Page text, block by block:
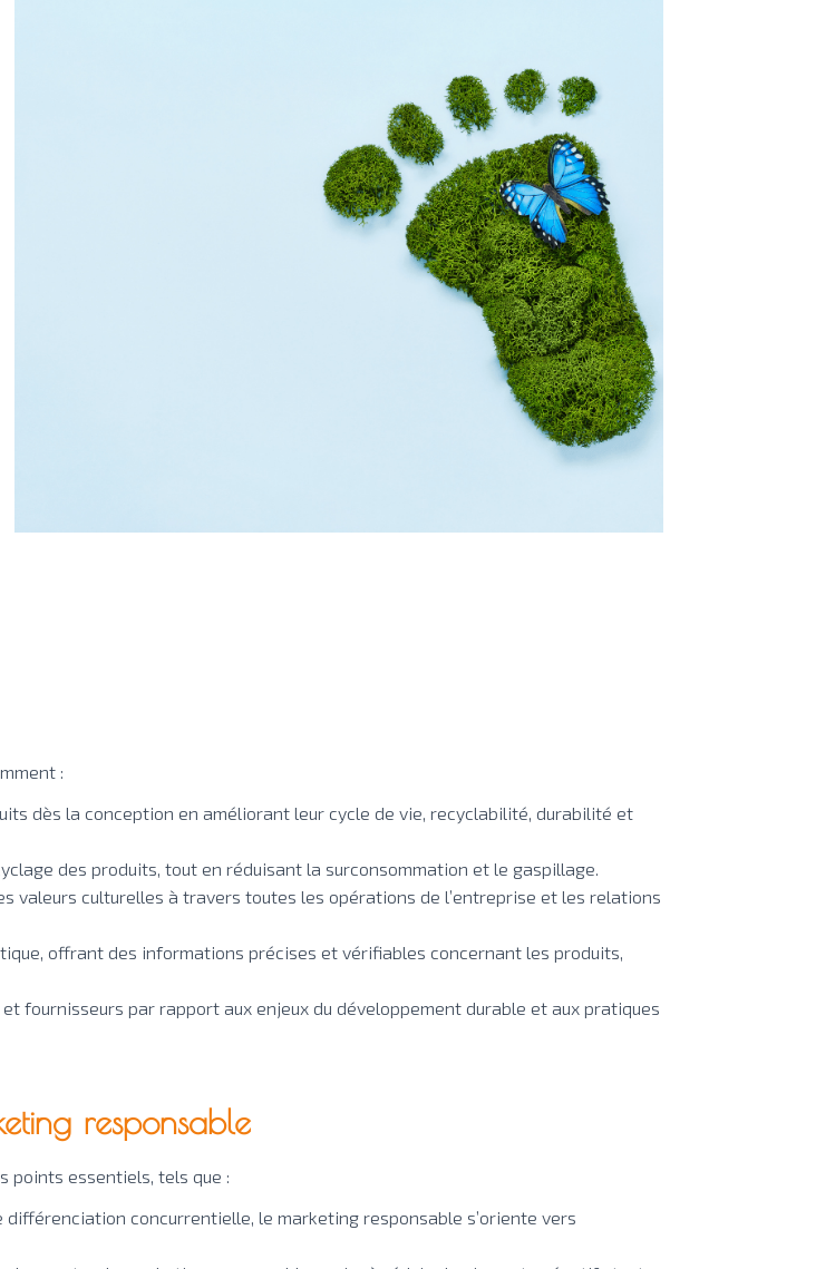
:
dès la conception en améliorant leur cycle de vie, recyclabilité, durabilité et
des produits, tout en réduisant la surconsommation et le gaspillage.
valeurs culturelles à travers toutes les opérations de l’entreprise et les relations
offrant des informations précises et vérifiables concernant les produits,
fournisseurs par rapport aux enjeux du développement durable et aux pratiques
responsable
points essentiels, tels que :
concurrentielle, le marketing responsable s’oriente vers